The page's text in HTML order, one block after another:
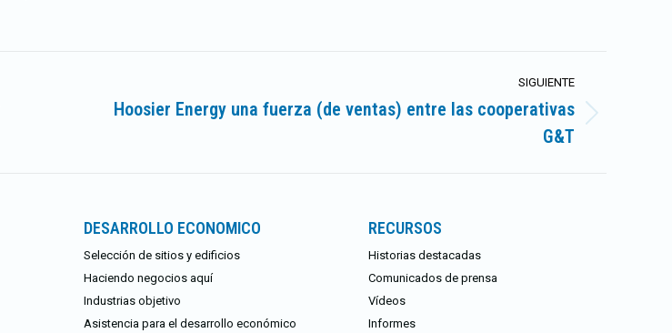
SIGUIENTE
Hoosier Energy una fuerza (de ventas) entre las cooperativas
G&T
DESARROLLO ECONOMICO
Selección de sitios y edificios
Haciendo negocios aquí
Industrias objetivo
Asistencia para el desarrollo económico
RECURSOS
Historias destacadas
Comunicados de prensa
Vídeos
Informes